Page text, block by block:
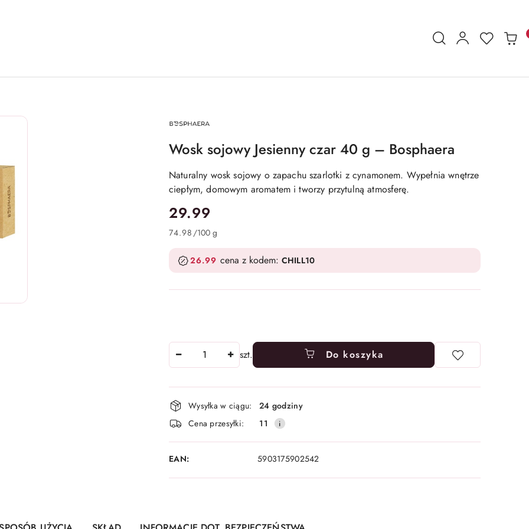
NAZWA
PRODUCENTA:
Wosk sojowy Jesienny czar 40 g – Bosphaera
Naturalny wosk sojowy o zapachu szarlotki z cynamonem. Wypełnia wnętrze
ciepłym, domowym aromatem i tworzy przytulną atmosferę.
cena:
29.99
74.98 /100 g
26.99 cena z kodem: CHILL10
szt. Do koszyka
Dostępność
i
dostawa
Wysyłka w ciągu:
24 godziny
Cena przesyłki:
11
EAN: 5903175902542